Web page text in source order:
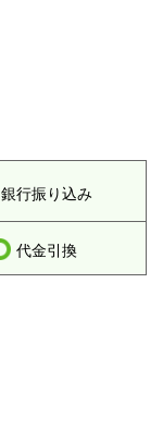
銀行振り込み
代金引換